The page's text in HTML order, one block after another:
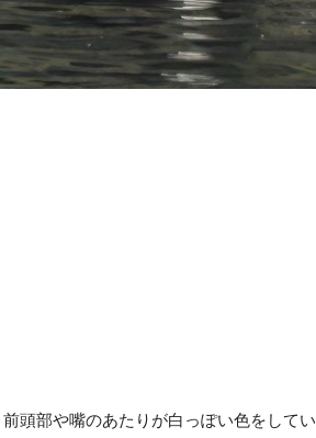
頭部や嘴のあたりが白っぽい色をしてい